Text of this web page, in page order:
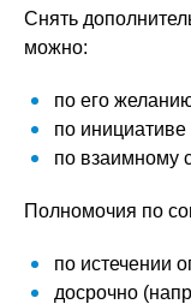
Снять
можно:
по его
по инициативе
по взаимному
Полномочия по
по истечении
досрочно